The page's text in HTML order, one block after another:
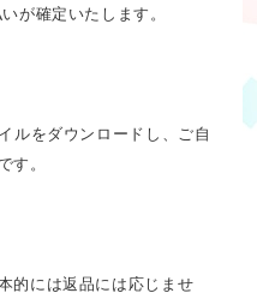
が確定いたします。
ルをダウンロードし、ご自
す。
的には返品には応じませ